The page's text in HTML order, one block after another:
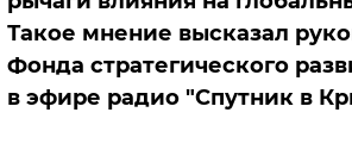
Такое мнение высказал
Фонда стратегического
в эфире радио "Спутник в